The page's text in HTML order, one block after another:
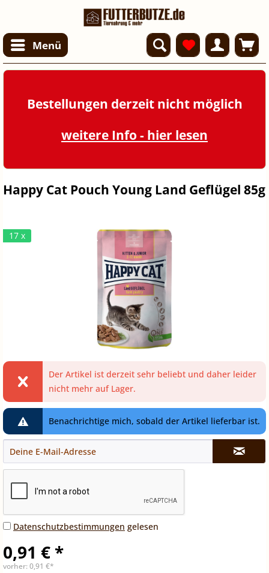
Menü
Bestellungen derzeit nicht möglich
weitere Info - hier lesen
Happy Cat Pouch Young Land Geflügel 85g
17 x
Der Artikel ist derzeit sehr beliebt und daher leider
nicht mehr auf Lager.
Benachrichtige mich, sobald der Artikel lieferbar ist.
Datenschutzbestimmungen gelesen
0,91 € *
vorher: 0,91 €*